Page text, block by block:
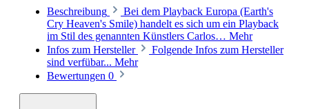
Beschreibung
Bei dem Playback Europa (Earth's
Cry Heaven's Smile) handelt es sich um ein Playback
im Stil des genannten Künstlers Carlos… Mehr
Infos zum Hersteller
Folgende Infos zum Hersteller
sind verfübar... Mehr
Bewertungen 0